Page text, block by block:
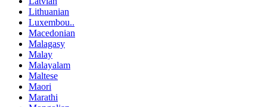
Lithuanian
Luxembou..
Macedonian
Malagasy
Malay
Malayalam
Maltese
Maori
Marathi